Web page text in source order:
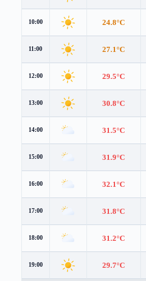
10:00 24.8°C
11:00 27.1°C
12:00 29.5°C
13:00 30.8°C
14:00 31.5°C
15:00 31.9°C
16:00 32.1°C
17:00 31.8°C
18:00 31.2°C
19:00 29.7°C